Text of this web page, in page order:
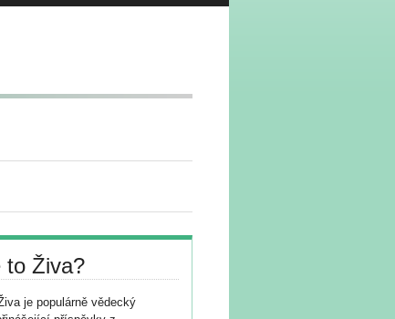
to Živa?
je populárně vědecký